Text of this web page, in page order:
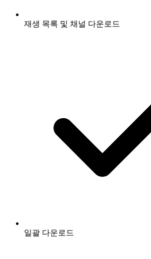
재생 목록 및 채널 다운로드
일괄 다운로드